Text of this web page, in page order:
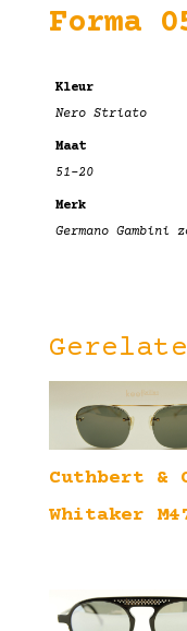
Forma
Kleur
Nero Striato
Maat
51-20
Merk
Germano Gambini
Cuthbert &
Whitaker